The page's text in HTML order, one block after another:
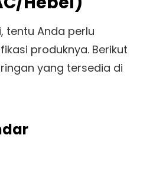
tentu Anda perlu
produknya. Berikut
yang tersedia di